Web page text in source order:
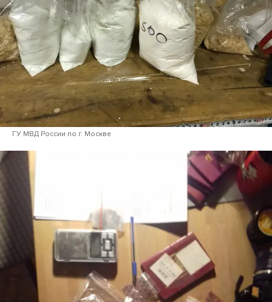
ГУ МВД России по г. Москве